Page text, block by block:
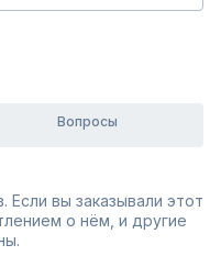
Вопросы
Если вы заказывали этот
о нём, и другие